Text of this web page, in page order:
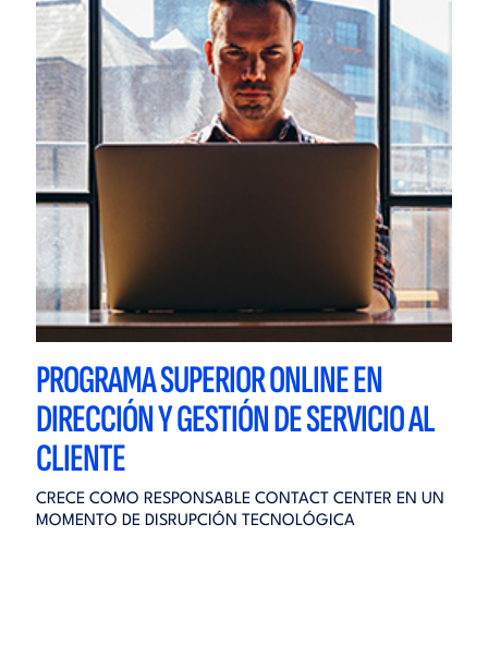
PROGRAMA SUPERIOR ONLINE EN
DIRECCIÓN Y GESTIÓN DE SERVICIO AL
CLIENTE
CRECE COMO RESPONSABLE CONTACT CENTER EN UN
MOMENTO DE DISRUPCIÓN TECNOLÓGICA